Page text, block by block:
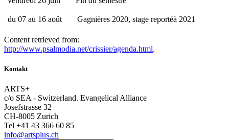
du 07 au 16 août Gagnières 2020, stage reportéà 2021
Content retrieved from:
http://www.psalmodia.net/crissier/agenda.html.
Kontakt
ARTS+
c/o SEA - Switzerland. Evangelical Alliance
Josefstrasse 32
CH-8005 Zurich
Tel +41 43 366 60 85
info@artsplus.ch